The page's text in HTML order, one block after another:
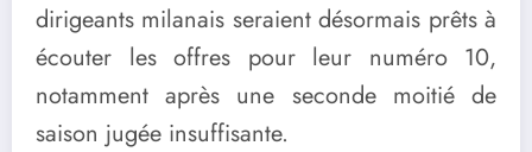
dirigeants milanais seraient désormais prêts à
écouter les offres pour leur numéro 10,
notamment après une seconde moitié de
saison jugée insuffisante.